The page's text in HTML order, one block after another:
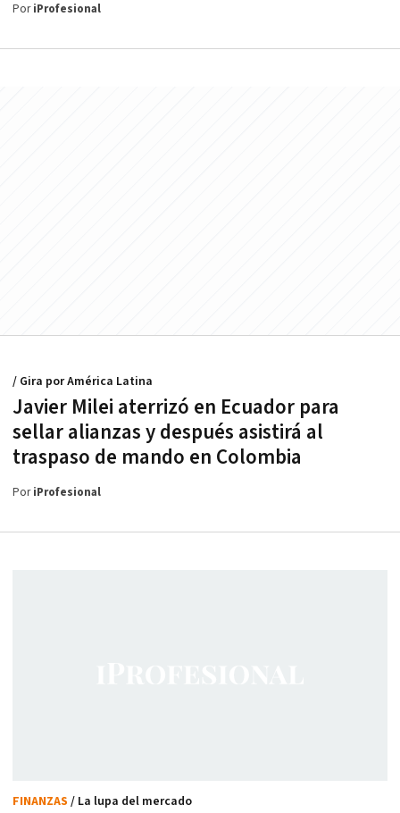
PoriProfesional
Javier Milei aterrizó en Ecuador para
sellar alianzas y después asistirá al
traspaso de mando en Colombia
/ Gira por América Latina
PoriProfesional
FINANZAS / La lupa del mercado